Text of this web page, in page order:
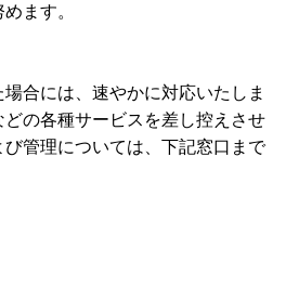
ます。
合には、速やかに対応いたしま
の各種サービスを差し控えさせ
管理については、下記窓口まで